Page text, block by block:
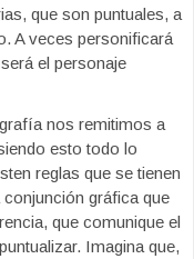
que son puntuales, a
A veces personificará
el personaje
nos remitimos a
esto todo lo
reglas que se tienen
conjunción gráfica que
que comunique el
Imagina que,